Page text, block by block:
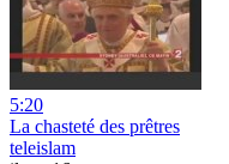
5:20
La chasteté des prêtres
teleislam